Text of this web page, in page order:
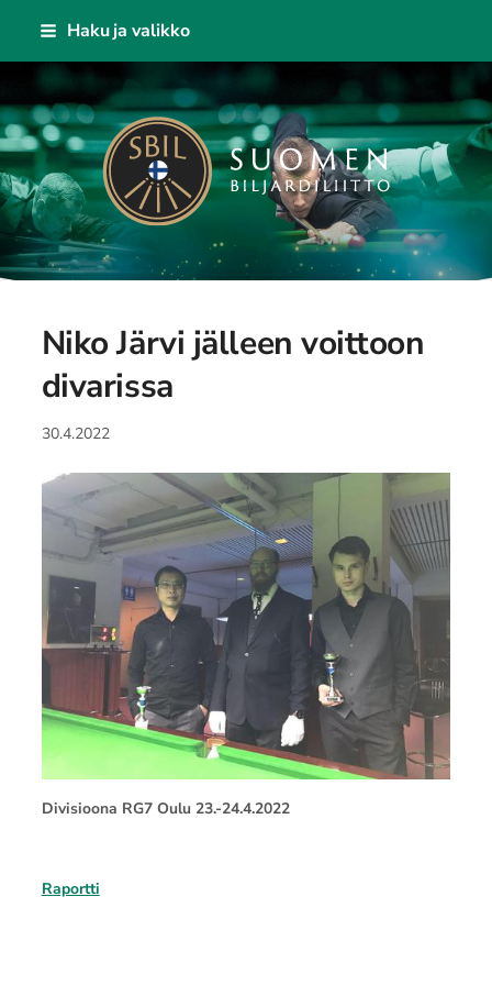
Siirry
sisältöön
Haku ja valikko
Suomen Biljardiliitto ry
Niko Järvi jälleen voittoon
divarissa
30.4.2022
Divisioona RG7 Oulu 23.-24.4.2022
Raportti